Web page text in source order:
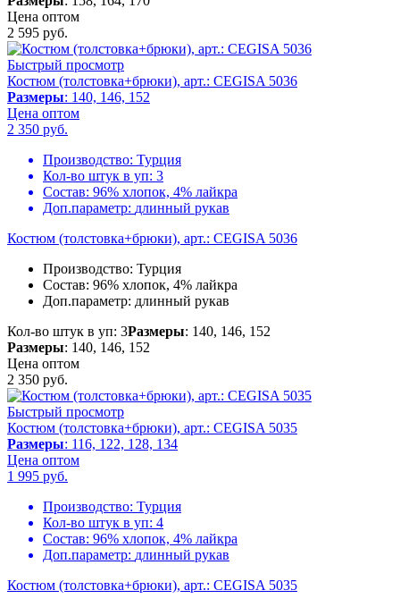
Цена оптом
2 595 руб.
Быстрый просмотр
Костюм (толстовка+брюки), арт.: CEGISA 5036
Размеры: 140, 146, 152
Цена оптом
2 350 руб.
Производство: Турция
Кол-во штук в уп: 3
Состав: 96% хлопок, 4% лайкра
Доп.параметр: длинный рукав
Костюм (толстовка+брюки), арт.: CEGISA 5036
Производство: Турция
Состав: 96% хлопок, 4% лайкра
Доп.параметр: длинный рукав
Кол-во штук в уп: 3Размеры: 140, 146, 152
Размеры: 140, 146, 152
Цена оптом
2 350 руб.
Быстрый просмотр
Костюм (толстовка+брюки), арт.: CEGISA 5035
Размеры: 116, 122, 128, 134
Цена оптом
1 995 руб.
Производство: Турция
Кол-во штук в уп: 4
Состав: 96% хлопок, 4% лайкра
Доп.параметр: длинный рукав
Костюм (толстовка+брюки), арт.: CEGISA 5035